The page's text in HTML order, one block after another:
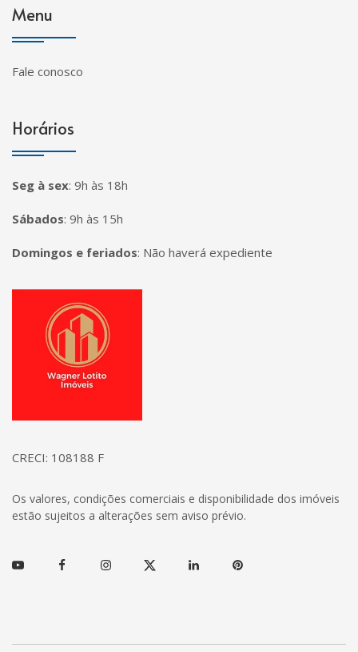
Menu
Fale conosco
Horários
Seg à sex: 9h às 18h
Sábados: 9h às 15h
Domingos e feriados: Não haverá expediente
Página inicial
CRECI: 108188 F
Os valores, condições comerciais e disponibilidade dos imóveis
estão sujeitos a alterações sem aviso prévio.
Youtube FacebookInstagramTwitter Linkedin Pinterest